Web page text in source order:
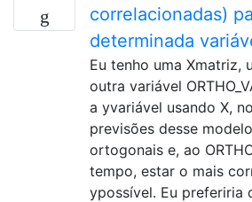
correlacionadas)
determinada
Eu tenho uma Xmatriz,
outra variável
a yvariável usando X,
previsões desse
ortogonais e, ao
tempo, estar o mais
ypossível. Eu preferiria